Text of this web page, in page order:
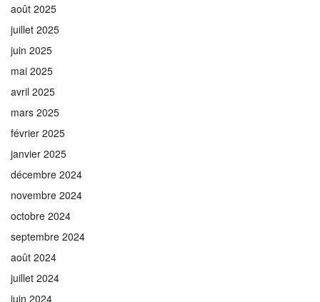
août 2025
juillet 2025
juin 2025
mai 2025
avril 2025
mars 2025
février 2025
janvier 2025
décembre 2024
novembre 2024
octobre 2024
septembre 2024
août 2024
juillet 2024
juin 2024